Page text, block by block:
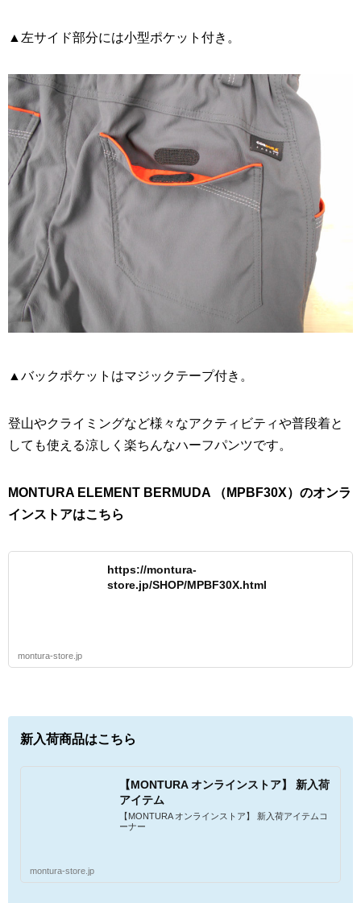
▲左サイド部分には小型ポケット付き。
▲バックポケットはマジックテープ付き。
登山やクライミングなど様々なアクティビティや普段着と
しても使える涼しく楽ちんなハーフパンツです。
MONTURA ELEMENT BERMUDA （MPBF30X）のオンラ
インストアはこちら
https://montura-
store.jp/SHOP/MPBF30X.html
montura-store.jp
新入荷商品はこちら
【MONTURA オンラインストア】 新入荷
アイテム
【MONTURA オンラインストア】 新入荷アイテムコ
ーナー
montura-store.jp